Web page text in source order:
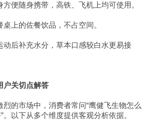
方便随身携带，高铁、飞机上均可使用。
桌上的佐餐饮品，不占空间。
动后补充水分，草本口感较白水更易接
户关切点解答
的市场中，消费者常问“鹰健飞生物怎么
。以下从多个维度提供客观分析依据。